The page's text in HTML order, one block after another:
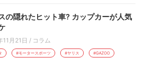
の隠れたヒット車? カップカーが人気
11月21日 / コラム
#モータースポーツ #ヤリス #GAZOO